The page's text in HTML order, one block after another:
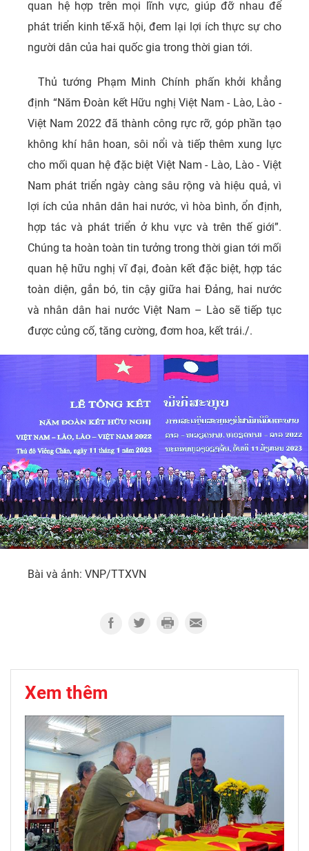
quan hệ hợp trên mọi lĩnh vực, giúp đỡ nhau để
phát triển kinh tế-xã hội, đem lại lợi ích thực sự cho
người dân của hai quốc gia trong thời gian tới.
Thủ tướng Phạm Minh Chính phấn khởi khẳng
định “Năm Đoàn kết Hữu nghị Việt Nam - Lào, Lào -
Việt Nam 2022 đã thành công rực rỡ, góp phần tạo
không khí hân hoan, sôi nổi và tiếp thêm xung lực
cho mối quan hệ đặc biệt Việt Nam - Lào, Lào - Việt
Nam phát triển ngày càng sâu rộng và hiệu quả, vì
lợi ích của nhân dân hai nước, vì hòa bình, ổn định,
hợp tác và phát triển ở khu vực và trên thế giới”.
Chúng ta hoàn toàn tin tưởng trong thời gian tới mối
quan hệ hữu nghị vĩ đại, đoàn kết đặc biệt, hợp tác
toàn diện, gắn bó, tin cậy giữa hai Đảng, hai nước
và nhân dân hai nước Việt Nam – Lào sẽ tiếp tục
được củng cố, tăng cường, đơm hoa, kết trái./.
Bài và ảnh: VNP/TTXVN
Xem thêm